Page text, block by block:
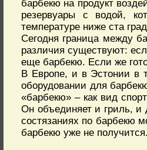
барбекю на продукт
резервуары с водой,
температуре ниже ста
Сегодня граница между
различия существуют:
еще барбекю. Если же
В Европе, и в Эстонии в
оборудовании для
«барбекю» – как вид
Он объединяет и гриль,
состязаниях по барбекю
барбекю уже не